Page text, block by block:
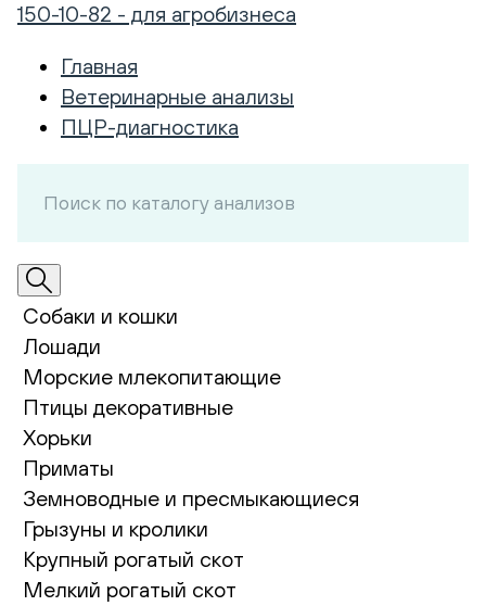
150-10-82 - для агробизнеса
Главная
Ветеринарные анализы
ПЦР-диагностика
Собаки и кошки
Лошади
Морские млекопитающие
Птицы декоративные
Хорьки
Приматы
Земноводные и пресмыкающиеся
Грызуны и кролики
Крупный рогатый скот
Мелкий рогатый скот